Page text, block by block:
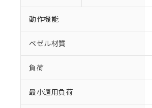
動作機能
ベゼル材質
負荷
最小適用負荷